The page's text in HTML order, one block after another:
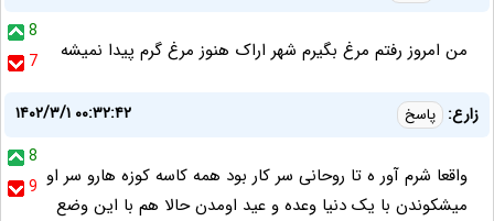
8
7
من امروز رفتم مرغ بگیرم شهر اراک هنوز مرغ گرم پیدا نمیشه
زارع: پاسخ
۱۴۰۲/۳/۱ ۰۰:۳۲:۴۲
8
9 واقعا شرم آور ه تا روحانی سر کار بود همه کاسه کوزه هارو سر او
میشکوندن با یک دنیا وعده و عید اومدن حالا هم با این وضع